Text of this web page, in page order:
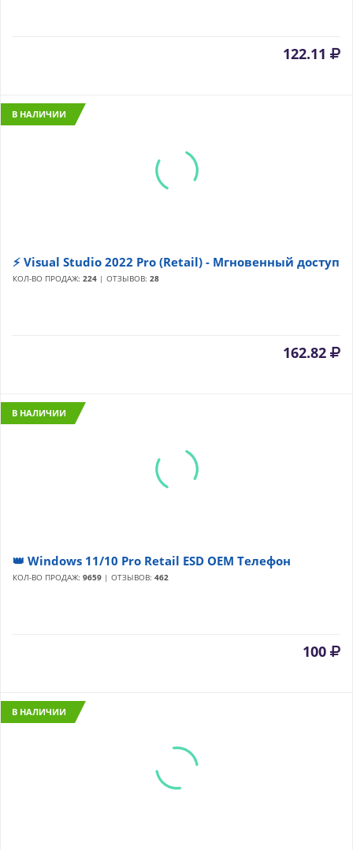
122.11
В НАЛИЧИИ
⚡️ Visual Studio 2022 Pro (Retail) - Мгновенный доступ
КОЛ-ВО ПРОДАЖ: 224 | ОТЗЫВОВ: 28
162.82
В НАЛИЧИИ
👑 Windows 11/10 Pro Retail ESD OEM Телефон
КОЛ-ВО ПРОДАЖ: 9659 | ОТЗЫВОВ: 462
100
В НАЛИЧИИ